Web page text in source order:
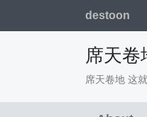
destoon
席天卷
席天卷地 这